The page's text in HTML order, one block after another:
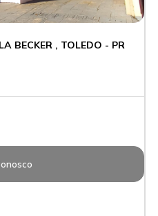
BECKER , TOLEDO - PR